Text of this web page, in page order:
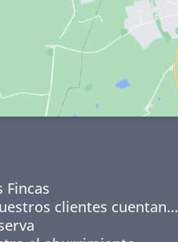
Fincas
clientes cuentan…